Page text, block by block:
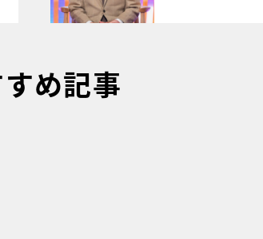
め記事